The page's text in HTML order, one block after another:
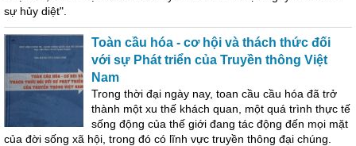
sự hủy diệt".
Toàn cầu hóa - cơ hội và thách thức đối
với sự Phát triển của Truyền thông Việt
Nam
Trong thời đại ngày nay, toan cầu cầu hóa đã trở
thành một xu thế khách quan, một quá trình thực tế
sống động của thế giới đang tác động đến mọi mặt
của đời sống xã hội, trong đó có lĩnh vực truyền thông đại chúng.